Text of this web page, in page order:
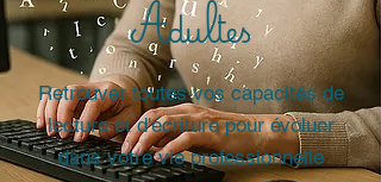
Adultes
Retrouver toutes vos capacités de
lecture et d'écriture pour évoluer
dans votre vie professionnelle